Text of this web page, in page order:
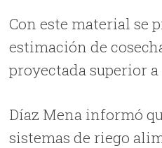
Con este material se
estimación de
proyectada superior
Díaz Mena informó
sistemas de riego